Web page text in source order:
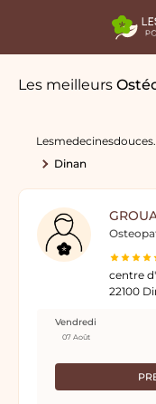
Les meilleurs
Dinan
22100
Vendredi
07 Août